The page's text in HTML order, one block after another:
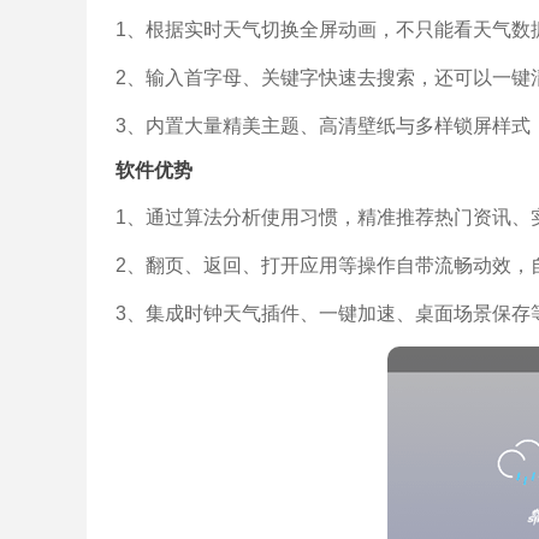
1、根据实时天气切换全屏动画，不只能看天气
2、输入首字母、关键字快速去搜索，还可以一
3、内置大量精美主题、高清壁纸与多样锁屏样
软件优势
1、通过算法分析使用习惯，精准推荐热门资讯
2、翻页、返回、打开应用等操作自带流畅动效
3、集成时钟天气插件、一键加速、桌面场景保